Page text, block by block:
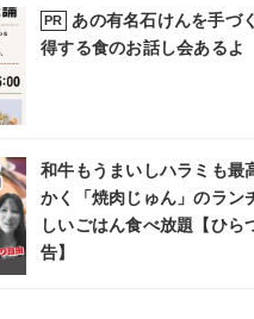
PR
あの有名石けんを手づ
得する食のお話し会あるよ
和牛もうまいしハラミも最
かく「焼肉じゅん」のラン
しいごはん食べ放題【ひら
告】